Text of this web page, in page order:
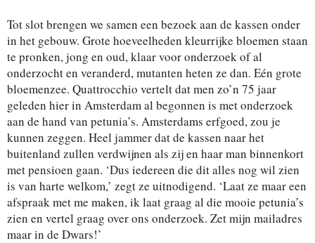
Tot slot brengen we samen een bezoek aan de kassen onder
in het gebouw. Grote hoeveelheden kleurrijke bloemen staan
te pronken, jong en oud, klaar voor onderzoek of al
onderzocht en veranderd, mutanten heten ze dan. Eén grote
bloemenzee. Quattrocchio vertelt dat men zo’n 75 jaar
geleden hier in Amsterdam al begonnen is met onderzoek
aan de hand van petunia’s. Amsterdams erfgoed, zou je
kunnen zeggen. Heel jammer dat de kassen naar het
buitenland zullen verdwijnen als zij en haar man binnenkort
met pensioen gaan. ‘Dus iedereen die dit alles nog wil zien
is van harte welkom,’ zegt ze uitnodigend. ‘Laat ze maar een
afspraak met me maken, ik laat graag al die mooie petunia’s
zien en vertel graag over ons onderzoek. Zet mijn mailadres
maar in de Dwars!’